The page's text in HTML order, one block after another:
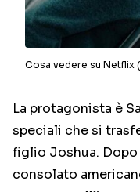
Cosa vedere su
La protagonista è
speciali che si
figlio Joshua.
consolato